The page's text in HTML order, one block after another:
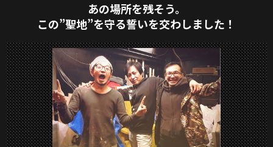
あの場所を残そう。
この”聖地”を守る誓いを交わしました！